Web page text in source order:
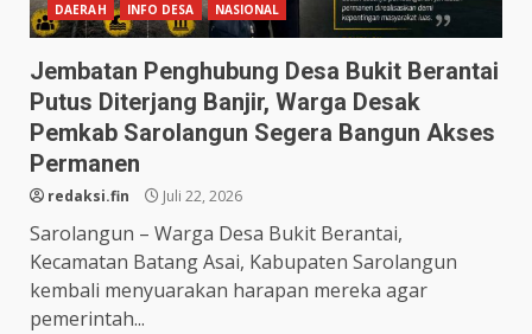
DAERAH INFO DESA NASIONAL
Jembatan Penghubung Desa Bukit Berantai
Putus Diterjang Banjir, Warga Desak
Pemkab Sarolangun Segera Bangun Akses
Permanen
redaksi.fin Juli 22, 2026
Sarolangun – Warga Desa Bukit Berantai,
Kecamatan Batang Asai, Kabupaten Sarolangun
kembali menyuarakan harapan mereka agar
pemerintah...